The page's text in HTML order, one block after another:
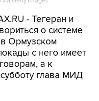
- Тегеран и
о системе
в Ормузском
с него имеет
а к
глава МИД